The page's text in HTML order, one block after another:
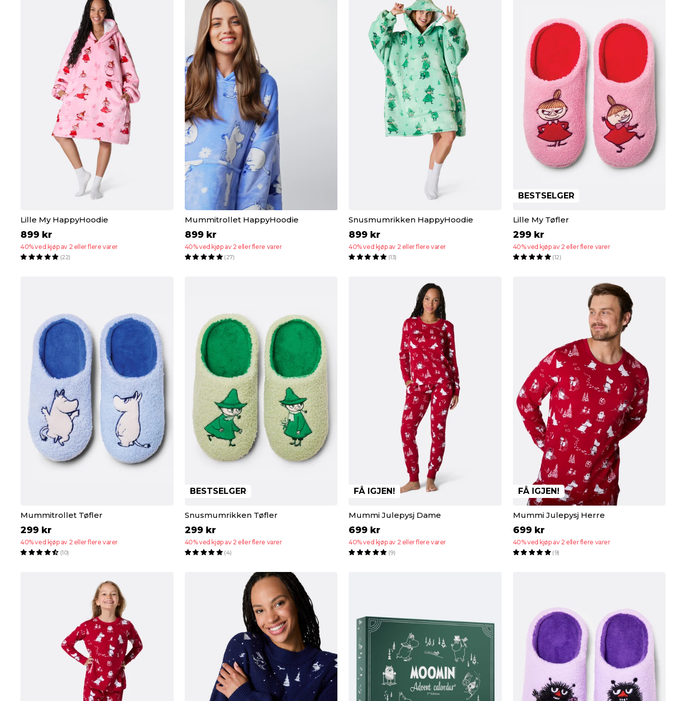
Lille My HappyHoodie
899 kr
40% ved kjøp av 2 eller flere varer
(22)
Mummitrollet HappyHoodie
899 kr
40% ved kjøp av 2 eller flere varer
(27)
Snusmumrikken HappyHoodie
899 kr
40% ved kjøp av 2 eller flere varer
(13)
BESTSELGER
Lille My Tøfler
299 kr
40% ved kjøp av 2 eller flere varer
(12)
Mummitrollet Tøfler
299 kr
40% ved kjøp av 2 eller flere varer
(10)
BESTSELGER
Snusmumrikken Tøfler
299 kr
40% ved kjøp av 2 eller flere varer
(4)
FÅ IGJEN!
Mummi Julepysj Dame
699 kr
40% ved kjøp av 2 eller flere varer
(9)
FÅ IGJEN!
Mummi Julepysj Herre
699 kr
40% ved kjøp av 2 eller flere varer
(9)